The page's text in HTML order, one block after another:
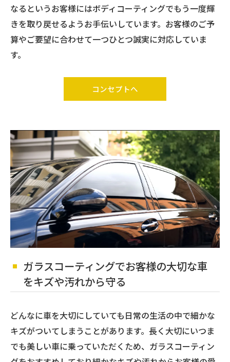
なるというお客様にはボディコーティングでもう一度輝
きを取り戻せるようお手伝いしています。お客様のご予
算やご要望に合わせて一つひとつ誠実に対応していま
す。
コンセプトへ
ガラスコーティングでお客様の大切な車
をキズや汚れから守る
どんなに車を大切にしていても日常の生活の中で細かな
キズがついてしまうことがあります。長く大切にいつま
でも美しい車に乗っていただくため、ガラスコーティン